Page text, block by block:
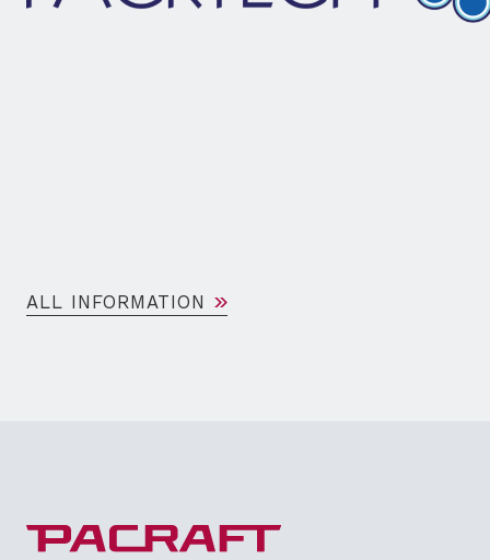
ALL INFORMATION